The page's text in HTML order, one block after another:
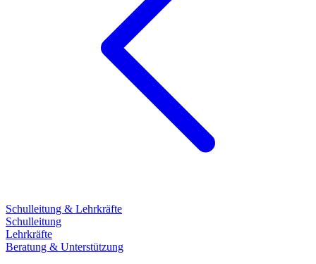
Schulleitung & Lehrkräfte
Schulleitung
Lehrkräfte
Beratung & Unterstützung